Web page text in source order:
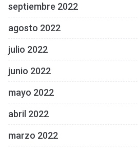
septiembre 2022
agosto 2022
julio 2022
junio 2022
mayo 2022
abril 2022
marzo 2022